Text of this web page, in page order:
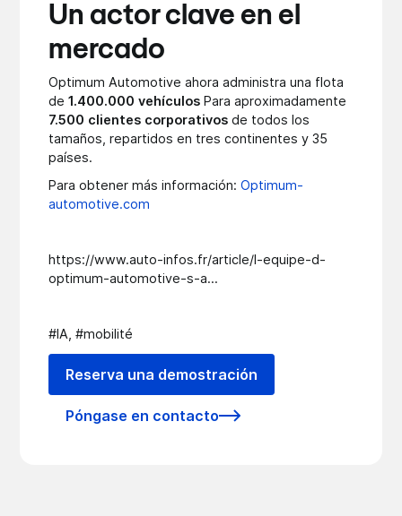
Un actor clave en el
mercado
Optimum Automotive ahora administra una flota
de1.400.000 vehículos Para aproximadamente
7.500 clientes corporativos de todos los
tamaños, repartidos en tres continentes y 35
países.
Para obtener más información:Optimum-
automotive.com
https://www.auto-infos.fr/article/l-equipe-d-
optimum-automotive-s-a...
#IA, #mobilité
Reserva una demostración
Póngase en contacto